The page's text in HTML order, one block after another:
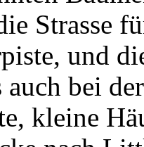
Strasse
und
auch bei
kleine